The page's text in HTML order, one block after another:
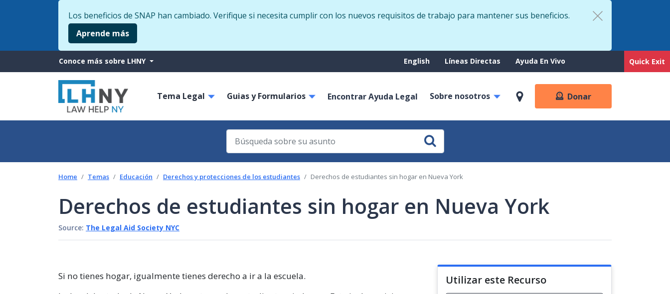
to
Quick Exit
Los beneficios de SNAP han cambiado. Verifique si necesita cumplir con los nuevos requisitos de trabajo para mantener sus beneficios.
Aprende más
More
from
LHNY
Conoce más sobre LHNY Support
English Líneas Directas Ayuda En Vivo
navigation
Tema Legal Guias y Formularios Encontrar Ayuda Legal Sobre nosotros Donar
Home Temas Educación Derechos y protecciones de los estudiantes Derechos de estudiantes sin hogar en Nueva York
Derechos de estudiantes sin hogar en Nueva York
Source: The Legal Aid Society NYC
Si no tienes hogar, igualmente tienes derecho a ir a la escuela.
Utilizar este Recurso